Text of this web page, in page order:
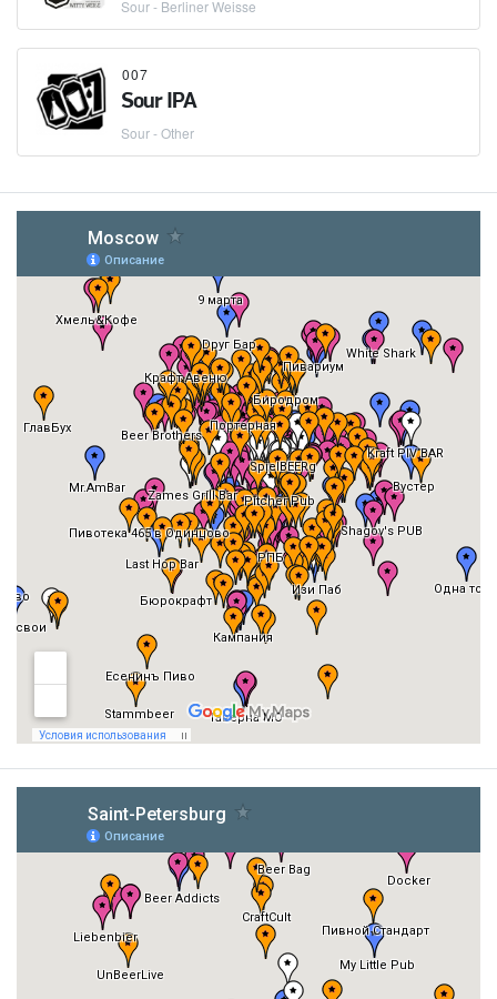
Sour - Berliner Weisse
007
Sour IPA
Sour - Other